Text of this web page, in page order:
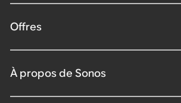
Offres
À propos de Sonos